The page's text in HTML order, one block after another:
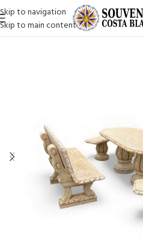
Skip to navigation
Skip to main content